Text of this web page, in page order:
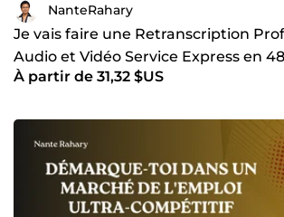
NanteRahary
Je vais faire une Retranscription
Audio et Vidéo Service Express en
À partir de 31,32 $US